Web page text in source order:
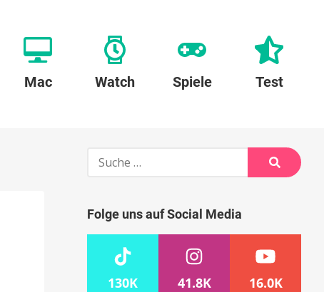
Mac Watch Spiele Test
Suche
Suche
Folge uns auf Social Media
130K 41.8K 16.0K